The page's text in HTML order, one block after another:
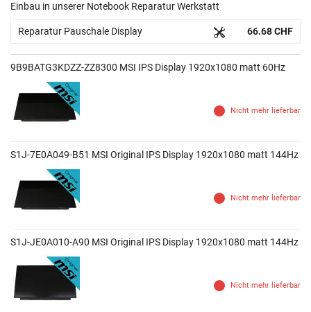
Einbau in unserer Notebook Reparatur Werkstatt
Reparatur Pauschale Display 66.68 CHF
9B9BATG3KDZZ-ZZ8300 MSI IPS Display 1920x1080 matt 60Hz
Nicht mehr lieferbar
S1J-7E0A049-B51 MSI Original IPS Display 1920x1080 matt 144Hz
Nicht mehr lieferbar
S1J-JE0A010-A90 MSI Original IPS Display 1920x1080 matt 144Hz
Nicht mehr lieferbar